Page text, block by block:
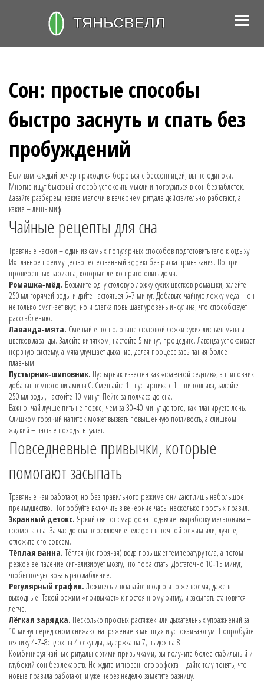
Сон: простые способы
быстро заснуть и спать без
пробуждений
Если вам каждый вечер приходится бороться с бессонницей, вы не одиноки.
Многие ищут быстрый способ успокоить мысли и погрузиться в сон без таблеток.
Давайте разберём, какие мелочи в вечернем ритуале действительно работают, а
какие – лишь миф.
Чайные рецепты для сна
Травяные настои – один из самых популярных способов подготовить тело к отдыху.
Их главное преимущество: естественный эффект без риска привыкания. Вот три
проверенных варианта, которые легко приготовить дома.
Ромашка‑мёд. Возьмите одну столовую ложку сухих цветков ромашки, залейте
250 мл горячей воды и дайте настояться 5‑7 минут. Добавьте чайную ложку меда – он
не только смягчает вкус, но и слегка повышает уровень инсулина, что способствует
расслаблению.
Лаванда‑мята. Смешайте по половине столовой ложки сухих листьев мяты и
цветков лаванды. Залейте кипятком, настойте 5 минут, процедите. Лаванда успокаивает
нервную систему, а мята улучшает дыхание, делая процесс засыпания более
плавным.
Пустырник‑шиповник. Пустырник известен как «травяной седатив», а шиповник
добавит немного витамина С. Смешайте 1 г пустырника с 1 г шиповника, залейте
250 мл воды, настойте 10 минут. Пейте за полчаса до сна.
Важно: чай лучше пить не позже, чем за 30‑40 минут до того, как планируете лечь.
Слишком горячий напиток может вызвать повышенную потливость, а слишком
жидкий – частые походы в туалет.
Повседневные привычки, которые
помогают засыпать
Травяные чаи работают, но без правильного режима они дают лишь небольшое
преимущество. Попробуйте включить в вечерние часы несколько простых правил.
Экранный детокс. Яркий свет от смартфона подавляет выработку мелатонина –
гормона сна. За час до сна переключите телефон в ночной режим или, лучше,
отложите его совсем.
Тёплая ванна. Тёплая (не горячая) вода повышает температуру тела, а потом
резкое её падение сигнализирует мозгу, что пора спать. Достаточно 10‑15 минут,
чтобы почувствовать расслабление.
Регулярный график.Ложитесь и вставайте в одно и то же время, даже в
выходные. Такой режим «привыкает» к постоянному ритму, и засыпать становится
легче.
Лёгкая зарядка. Несколько простых растяжек или дыхательных упражнений за
10 минут перед сном снижают напряжение в мышцах и успокаивают ум. Попробуйте
технику 4‑7‑8: вдох на 4 секунды, задержка на 7, выдох на 8.
Комбинируя чайные ритуалы с этими привычками, вы получите более стабильный и
глубокий сон без лекарств. Не ждите мгновенного эффекта – дайте телу понять, что
новые правила работают, и уже через неделю заметите разницу.